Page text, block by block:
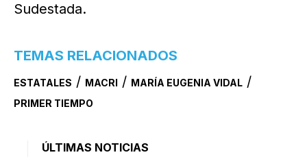
Sudestada.
TEMAS RELACIONADOS
ESTATALES / MACRI / MARÍA EUGENIA VIDAL /
PRIMER TIEMPO
ÚLTIMAS NOTICIAS